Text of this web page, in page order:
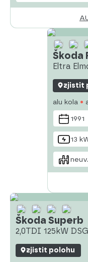
Škoda
Eltra
zjistit
alu kola
1991
13
neuv.
Škoda Superb
2,0TDI 125kW
zjistit polohu